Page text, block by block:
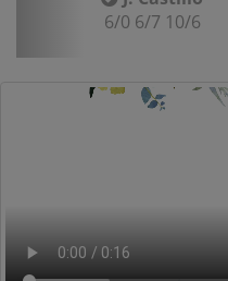
6/2 7/5